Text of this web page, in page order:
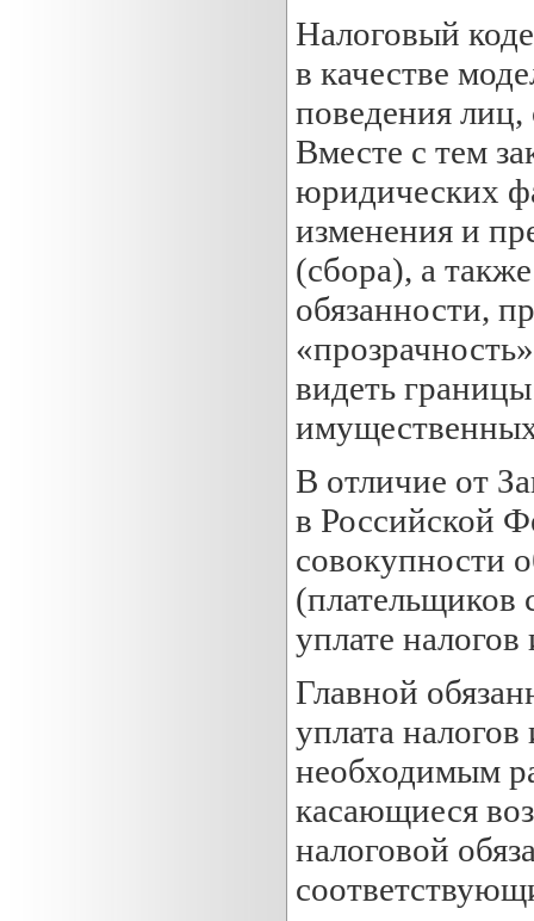
Налоговый
в качестве
поведения лиц,
Вместе с тем
юридических
изменения и
(сбора), а
обязанности,
видеть границы
В отличие от
в Российской
совокупности
(плательщиков
уплате
Главной
уплата налогов
необходимым
касающиеся
налоговой